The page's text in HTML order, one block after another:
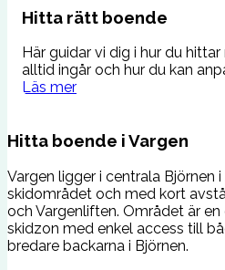
Hitta rätt boende
Här guidar vi dig i hur du
alltid ingår och hur du kan
Läs mer
Hitta boende i Vargen
Vargen ligger i centrala Björnen
skidområdet och med kort
och Vargenliften. Området är
skidzon med enkel access till
bredare backarna i Björnen.